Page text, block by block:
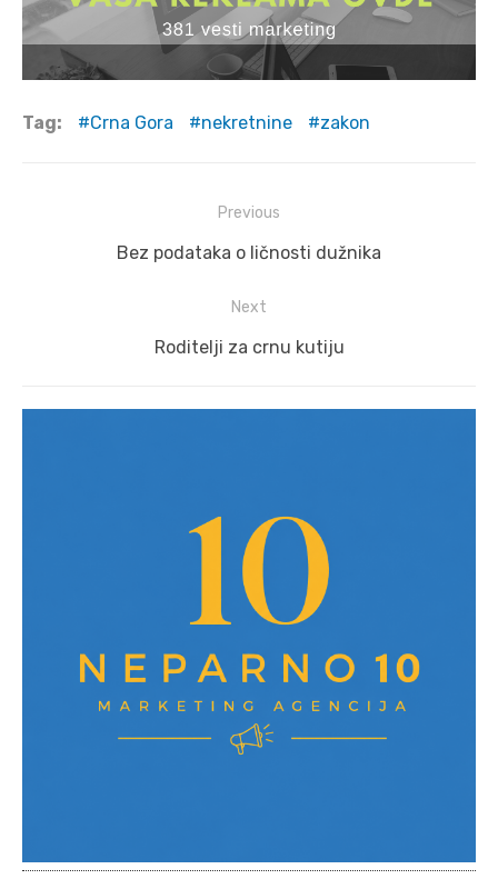
Tag: Crna Gora nekretnine zakon
navigation
Previous
Previous
Bez podataka o ličnosti dužnika
Next
Next
Roditelji za crnu kutiju